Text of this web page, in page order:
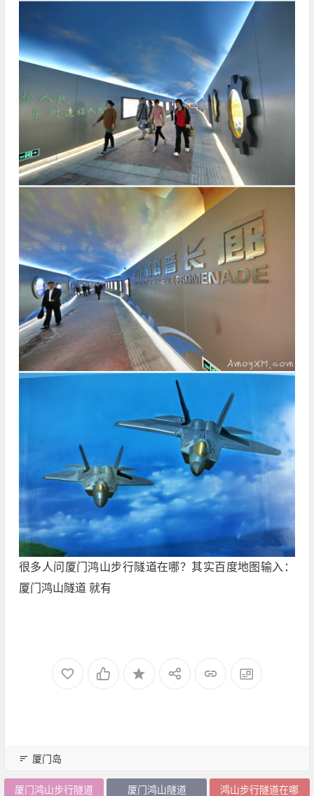
很多人问厦门鸿山步行隧道在哪？其实百度地图输入：
厦门鸿山隧道 就有
厦门岛
厦门鸿山步行隧道 厦门鸿山隧道 鸿山步行隧道在哪